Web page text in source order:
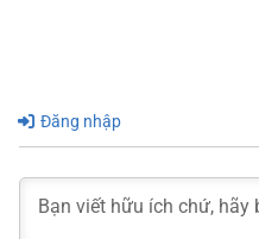
Đăng nhập